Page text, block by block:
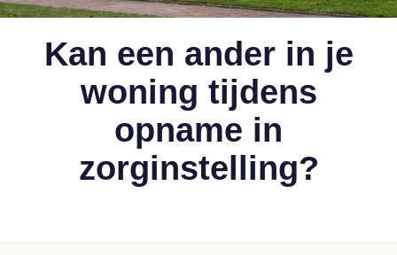
Kan een ander in je
woning tijdens
opname in
zorginstelling?